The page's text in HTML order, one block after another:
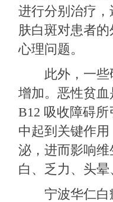
进行分别治疗
肤白斑对患者
心理问题。
此外，一些
增加。恶性贫
B12 吸收障碍
中起到关键作
泌，进而影响
白、乏力、头晕
宁波华仁